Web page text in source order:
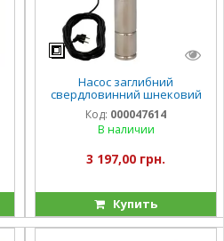
Насос заглибний
свердловинний шнековий
Vitals aqua 3.5DS 1048-0.5r
Код: 000047614
В наличии
3 197,00 грн.
Купить